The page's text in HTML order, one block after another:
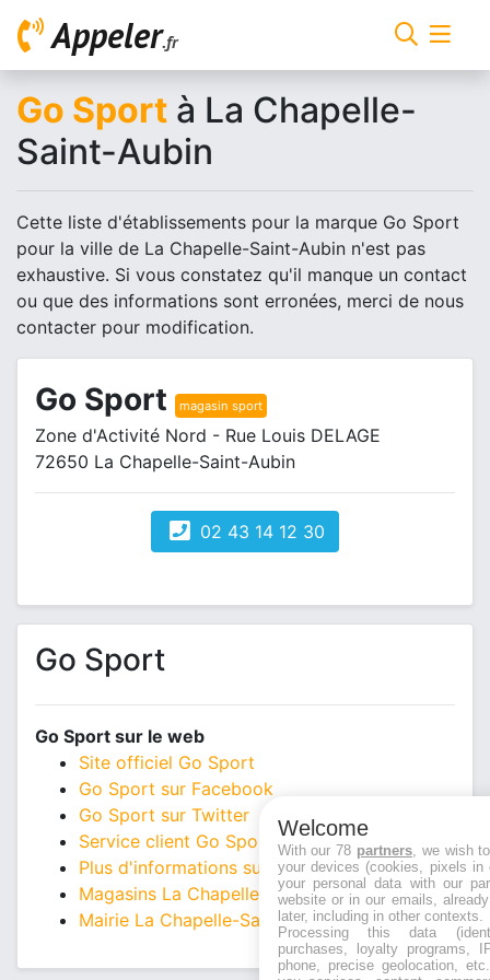
Appeler.fr
Go Sport à La Chapelle-
Saint-Aubin
Cette liste d'établissements pour la marque Go Sport
pour la ville de La Chapelle-Saint-Aubin n'est pas
exhaustive. Si vous constatez qu'il manque un contact
ou que des informations sont erronées, merci de nous
contacter pour modification.
Go Sport magasin sport
Zone d'Activité Nord - Rue Louis DELAGE
72650 La Chapelle-Saint-Aubin
02 43 14 12 30
Go Sport
Go Sport sur le web
Site officiel Go Sport
Go Sport sur Facebook
Go Sport sur Twitter
Service client Go Sport
Plus d'informations sur Go Sport
Magasins La Chapelle-Saint-Aubin
Mairie La Chapelle-Saint-Aubin
Welcome
With our 78 partners, we wish
your devices (cookies, pixels
your personal data with our
website or in our emails,
later, including in other contexts.
Processing this data
purchases, loyalty programs,
phone, precise geolocation,